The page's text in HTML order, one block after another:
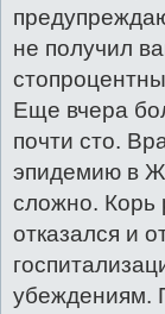
не получил
Еще вчера
почти сто.
эпидемию в
сложно. Корь
отказался и
убеждениям.